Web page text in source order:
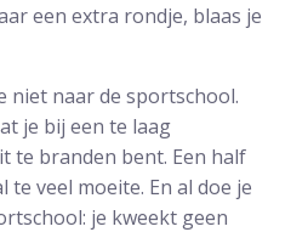
een extra rondje, blaas je
niet naar de sportschool.
je bij een te laag
te branden bent. Een half
veel moeite. En al doe je
je kweekt geen